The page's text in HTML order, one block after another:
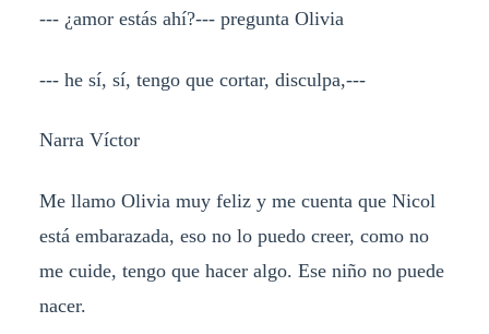
--- ¿amor estás ahí?--- pregunta Olivia
--- he sí, sí, tengo que cortar, disculpa,---
Narra Víctor
Me llamo Olivia muy feliz y me cuenta que Nicol
está embarazada, eso no lo puedo creer, como no
me cuide, tengo que hacer algo. Ese niño no puede
nacer.